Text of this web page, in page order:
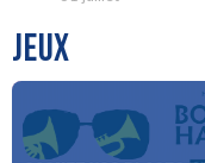
JEUX